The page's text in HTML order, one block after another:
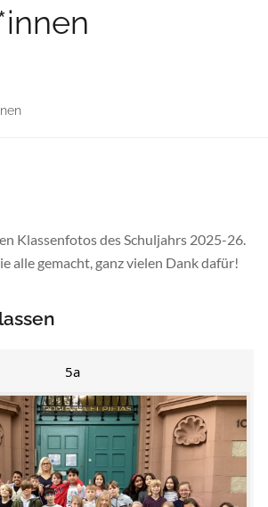
Klassenfotos des Schuljahrs 2025-26.
alle gemacht, ganz vielen Dank dafür!
5a